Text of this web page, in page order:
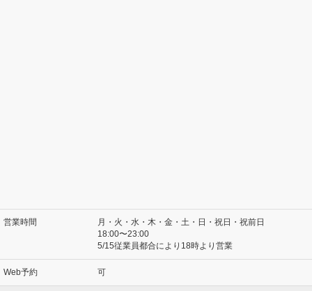
営業時間
月・火・水・木・金・土・日・祝日・祝前日
18:00〜23:00
5/15従業員都合により18時より営業
Web予約 可